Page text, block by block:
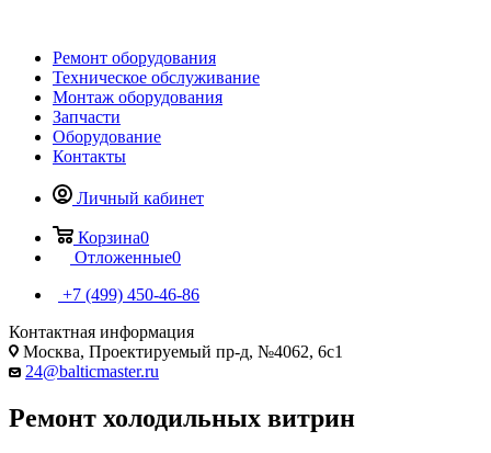
Ремонт оборудования
Техническое обслуживание
Монтаж оборудования
Запчасти
Оборудование
Контакты
Личный кабинет
Корзина0
Отложенные0
+7 (499) 450-46-86
Контактная информация
Москва, Проектируемый пр-д, №4062, 6с1
24@balticmaster.ru
Ремонт холодильных витрин